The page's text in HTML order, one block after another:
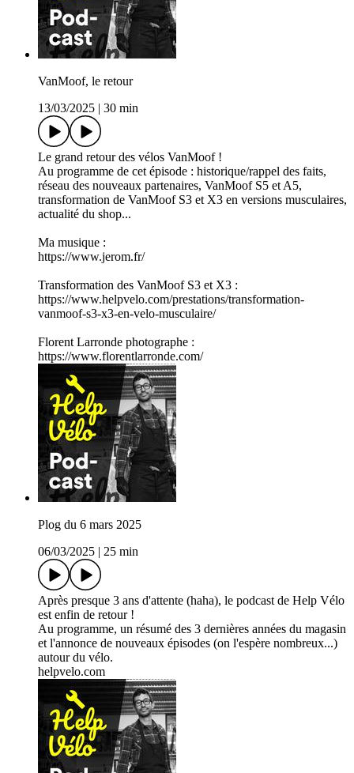
VanMoof, le retour
13/03/2025
30 min
Le grand retour des vélos VanMoof !
Au programme de cet épisode : historique/rappel des faits,
réseau des nouveaux partenaires, VanMoof S5 et A5,
transformation de VanMoof S3 et X3 en versions musculaires,
actualité du shop...
Ma musique :
https://www.jerom.fr/
Transformation des VanMoof S3 et X3 :
https://www.helpvelo.com/prestations/transformation-
vanmoof-s3-x3-en-velo-musculaire/
Florent Larronde photographe :
https://www.florentlarronde.com/
Plog du 6 mars 2025
06/03/2025
25 min
Après presque 3 ans d'attente (haha), le podcast de Help Vélo
est enfin de retour !
Au programme, un résumé des 3 dernières années du magasin
et l'annonce de nouveaux épisodes (on l'espère nombreux...)
autour du vélo.
helpvelo.com